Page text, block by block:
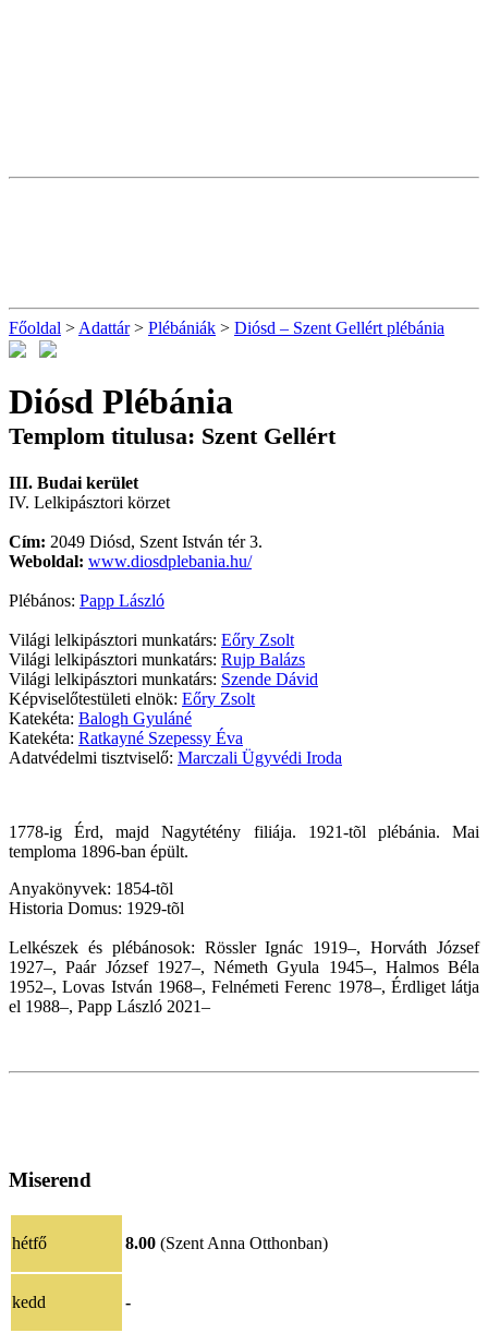
Főoldal > Adattár> Plébániák > Diósd – Szent Gellért plébánia
Diósd Plébánia
Templom titulusa: Szent Gellért
III. Budai kerület
IV. Lelkipásztori körzet
Cím: 2049 Diósd, Szent István tér 3.
Weboldal: www.diosdplebania.hu/
Plébános: Papp László
Világi lelkipásztori munkatárs: Eőry Zsolt
Világi lelkipásztori munkatárs: Rujp Balázs
Világi lelkipásztori munkatárs: Szende Dávid
Képviselőtestületi elnök: Eőry Zsolt
Katekéta: Balogh Gyuláné
Katekéta: Ratkayné Szepessy Éva
Adatvédelmi tisztviselő: Marczali Ügyvédi Iroda
1778-ig Érd, majd Nagytétény filiája. 1921-tõl plébánia. Mai
temploma 1896-ban épült.
Anyakönyvek: 1854-tõl
Historia Domus: 1929-tõl
Lelkészek és plébánosok: Rössler Ignác 1919–, Horváth József
1927–, Paár József 1927–, Németh Gyula 1945–, Halmos Béla
1952–, Lovas István 1968–, Felnémeti Ferenc 1978–, Érdliget látja
el 1988–, Papp László 2021–
Miserend
hétfő 8.00 (Szent Anna Otthonban)
kedd -